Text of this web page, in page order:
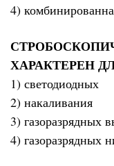
4)
ХАРАКТЕРЕН
1) светодиодных
2) накаливания
3) газоразрядных
4) газоразрядных